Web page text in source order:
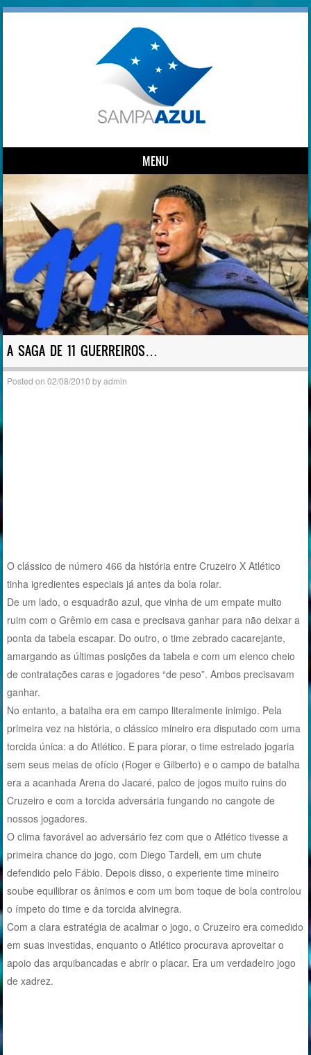
MENU
Skip to content
A SAGA DE 11 GUERREIROS…
Posted on02/08/2010 byadmin
O clássico de número 466 da história entre Cruzeiro X Atlético
tinha igredientes especiais já antes da bola rolar.
De um lado, o esquadrão azul, que vinha de um empate muito
ruim com o Grêmio em casa e precisava ganhar para não deixar a
ponta da tabela escapar. Do outro, o time zebrado cacarejante,
amargando as últimas posições da tabela e com um elenco cheio
de contratações caras e jogadores “de peso”. Ambos precisavam
ganhar.
No entanto, a batalha era em campo literalmente inimigo. Pela
primeira vez na história, o clássico mineiro era disputado com uma
torcida única: a do Atlético. E para piorar, o time estrelado jogaria
sem seus meias de ofício (Roger e Gilberto) e o campo de batalha
era a acanhada Arena do Jacaré, palco de jogos muito ruins do
Cruzeiro e com a torcida adversária fungando no cangote de
nossos jogadores.
O clima favorável ao adversário fez com que o Atlético tivesse a
primeira chance do jogo, com Diego Tardeli, em um chute
defendido pelo Fábio. Depois disso, o experiente time mineiro
soube equilibrar os ânimos e com um bom toque de bola controlou
o ímpeto do time e da torcida alvinegra.
Com a clara estratégia de acalmar o jogo, o Cruzeiro era comedido
em suas investidas, enquanto o Atlético procurava aproveitar o
apoio das arquibancadas e abrir o placar. Era um verdadeiro jogo
de xadrez.